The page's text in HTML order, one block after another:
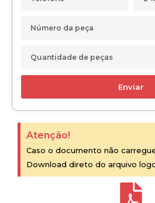
Enviar
Atenção!
Caso o documento não
Download direto do arquivo